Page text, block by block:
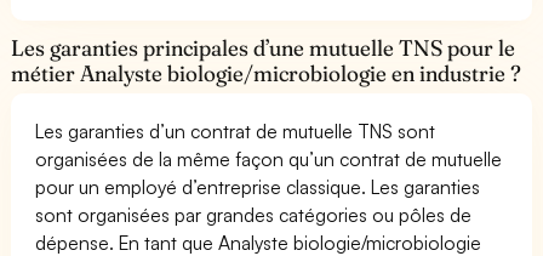
Les garanties principales d’une mutuelle TNS pour le
métier Analyste biologie/microbiologie en industrie ?
Les garanties d’un contrat de mutuelle TNS sont
organisées de la même façon qu’un contrat de mutuelle
pour un employé d’entreprise classique. Les garanties
sont organisées par grandes catégories ou pôles de
dépense. En tant que Analyste biologie/microbiologie